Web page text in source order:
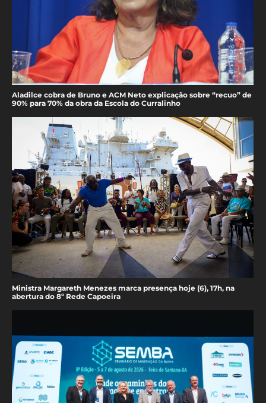
Aladilce cobra de Bruno e ACM Neto explicação sobre “recuo” de
90% para 70% da obra da Escola do Curralinho
Ministra Margareth Menezes marca presença hoje (6), 17h, na
abertura do 8º Rede Capoeira